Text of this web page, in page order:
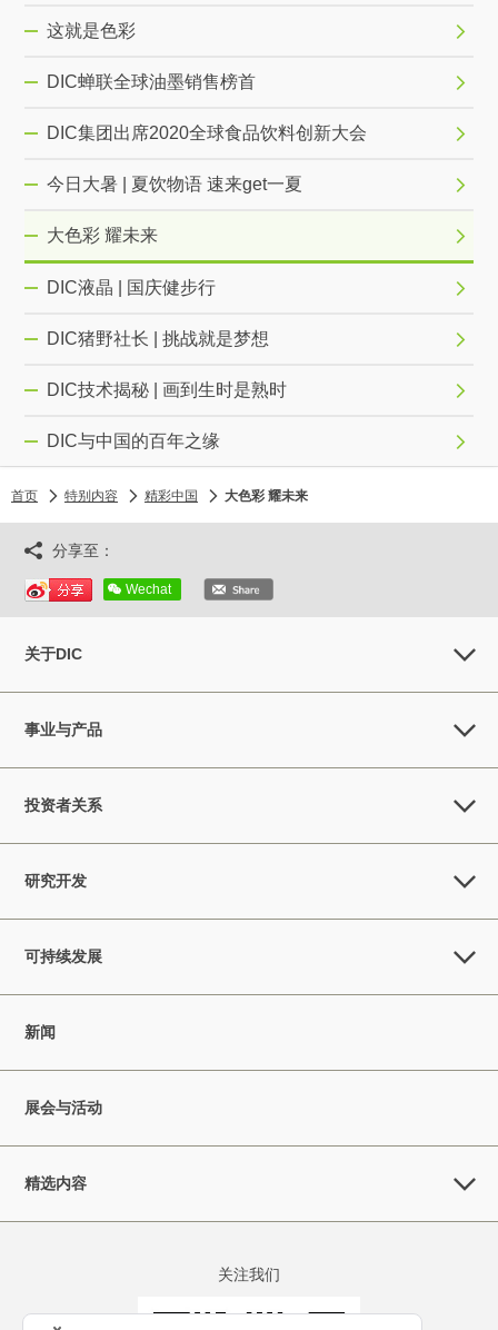
这就是色彩
DIC蝉联全球油墨销售榜首
DIC集团出席2020全球食品饮料创新大会
今日大暑 | 夏饮物语 速来get一夏
大色彩 耀未来
DIC液晶 | 国庆健步行
DIC猪野社长 | 挑战就是梦想
DIC技术揭秘 | 画到生时是熟时
DIC与中国的百年之缘
首页 特别内容 精彩中国 大色彩 耀未来
分享至：
Wechat
关于DIC
事业与产品
投资者关系
研究开发
可持续发展
新闻
展会与活动
精选内容
关注我们